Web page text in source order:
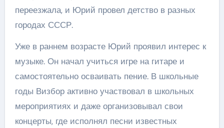
переезжала, и Юрий провел детство в разных
городах СССР.
Уже в раннем возрасте Юрий проявил интерес к
музыке. Он начал учиться игре на гитаре и
самостоятельно осваивать пение. В школьные
годы Визбор активно участвовал в школьных
мероприятиях и даже организовывал свои
концерты, где исполнял песни известных